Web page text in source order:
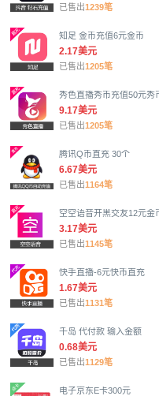
已售出1239笔
知足 金币充值6元金币
2.17美元
已售出1205笔
秀色直播秀币充值50元秀
9.17美元
已售出1205笔
腾讯Q币直充 30个
6.67美元
已售出1164笔
空空语音开黑交友12元金
3.17美元
已售出1145笔
快手直播-6元快币直充
1.67美元
已售出1131笔
千岛 代付款 输入金额
0.68美元
已售出1129笔
电子京东E卡300元